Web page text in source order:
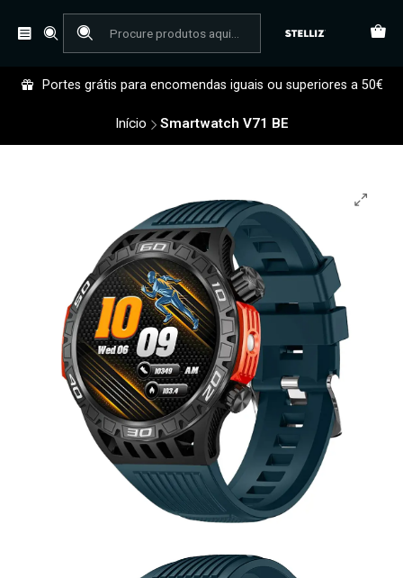
Portes grátis para encomendas iguais ou superiores a 50€
Início Smartwatch V71 BE